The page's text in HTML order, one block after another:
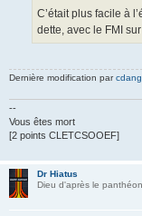
C’était plus facile à
dette, avec le FMI
Dernière modification parcdang
--
Vous êtes mort
[2 points CLETCSOOEF]
Dr Hiatus
Dieu d'après le panthéon